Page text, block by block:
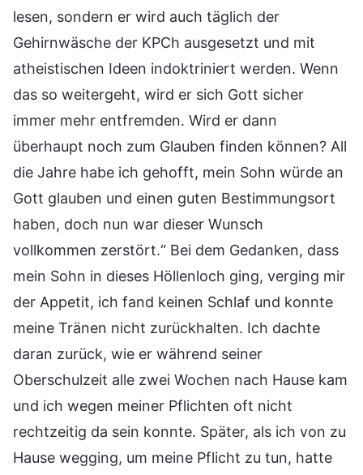
lesen, sondern er wird auch täglich der
Gehirnwäsche der KPCh ausgesetzt und mit
atheistischen Ideen indoktriniert werden. Wenn
das so weitergeht, wird er sich Gott sicher
immer mehr entfremden. Wird er dann
überhaupt noch zum Glauben finden können? All
die Jahre habe ich gehofft, mein Sohn würde an
Gott glauben und einen guten Bestimmungsort
haben, doch nun war dieser Wunsch
vollkommen zerstört.“ Bei dem Gedanken, dass
mein Sohn in dieses Höllenloch ging, verging mir
der Appetit, ich fand keinen Schlaf und konnte
meine Tränen nicht zurückhalten. Ich dachte
daran zurück, wie er während seiner
Oberschulzeit alle zwei Wochen nach Hause kam
und ich wegen meiner Pflichten oft nicht
rechtzeitig da sein konnte. Später, als ich von zu
Hause wegging, um meine Pflicht zu tun, hatte